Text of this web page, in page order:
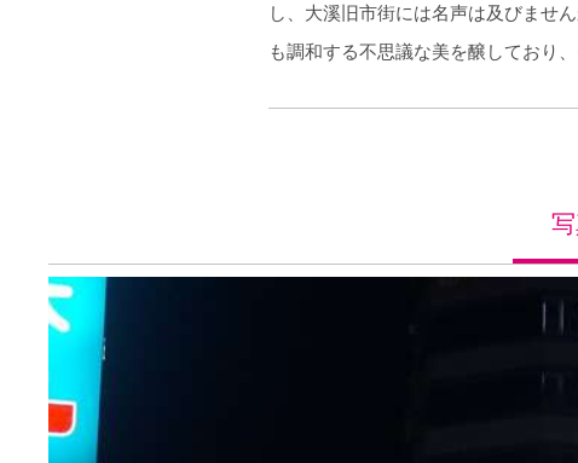
し、大溪旧市街には名声は及びませ
も調和する不思議な美を醸しており